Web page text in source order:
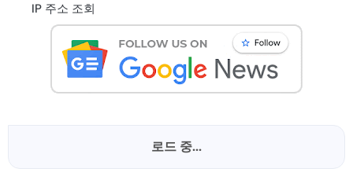
IP 주소 조회
로드 중...